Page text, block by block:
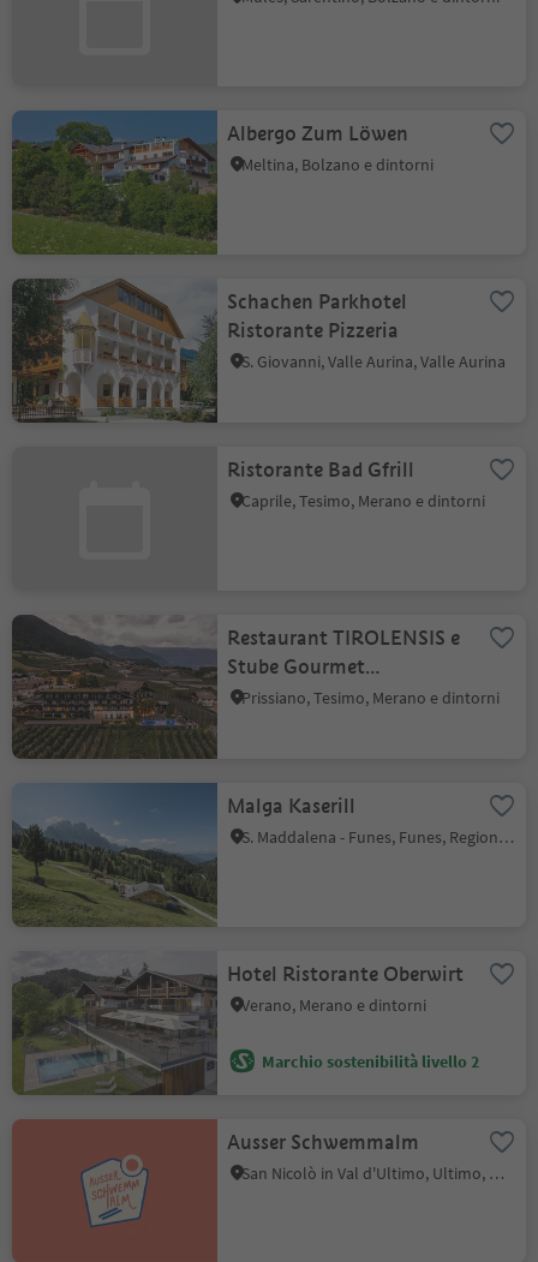
Albergo Zum Löwen
Meltina, Bolzano e dintorni
Schachen Parkhotel
Ristorante Pizzeria
S. Giovanni, Valle Aurina, Valle Aurina
Ristorante Bad Gfrill
Caprile, Tesimo, Merano e dintorni
Restaurant TIROLENSIS e
Stube Gourmet
Peter&Paul
Prissiano, Tesimo, Merano e dintorni
Malga Kaserill
S. Maddalena - Funes, Funes, Regione dolomitica Luson Val di Funes
Hotel Ristorante Oberwirt
Verano, Merano e dintorni
Marchio sostenibilità livello 2
Ausser Schwemmalm
San Nicolò in Val d'Ultimo, Ultimo, Merano e dintorni